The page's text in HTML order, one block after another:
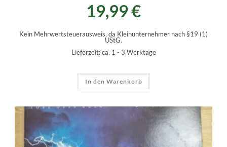
19,99€
Kein Mehrwertsteuerausweis, da Kleinunternehmer nach §19 (1)
UStG.
Lieferzeit: ca. 1 - 3 Werktage
In den Warenkorb